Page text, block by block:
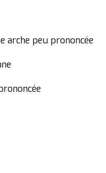
arche peu prononcée